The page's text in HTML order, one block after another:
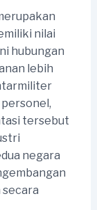
nilai
hubungan
lebih
tersebut
negara